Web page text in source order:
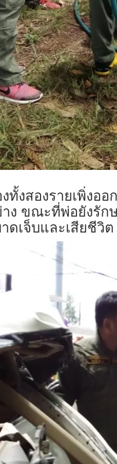
ทั้งสองรายเพิ่งอ
ง ขณะที่พ่อยังรัก
ดเจ็บและเสียชีวิ